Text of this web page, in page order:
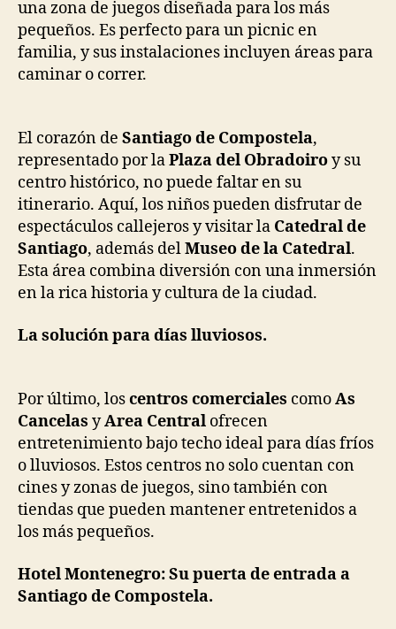
una zona de juegos diseñada para los más
pequeños. Es perfecto para un picnic en
familia, y sus instalaciones incluyen áreas para
caminar o correr.
El corazón de Santiago de Compostela,
representado por laPlaza del Obradoiroy su
centro histórico, no puede faltar en su
itinerario. Aquí, los niños pueden disfrutar de
espectáculos callejeros y visitar la Catedral de
Santiago, además delMuseo de la Catedral.
Esta área combina diversión con una inmersión
en la rica historia y cultura de la ciudad.
La solución para días lluviosos.
Por último, loscentros comerciales comoAs
Cancelas yArea Central ofrecen
entretenimiento bajo techo ideal para días fríos
o lluviosos. Estos centros no solo cuentan con
cines y zonas de juegos, sino también con
tiendas que pueden mantener entretenidos a
los más pequeños.
Hotel Montenegro: Su puerta de entrada a
Santiago de Compostela.